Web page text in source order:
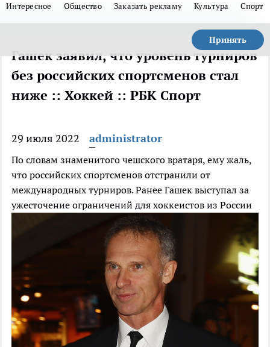
Интересное Общество Заказать рекламу Культура Спорт
Принять
Гашек заявил, что уровень турниров
без российских спортсменов стал
ниже :: Хоккей :: РБК Спорт
29 июля 2022 administrator
По словам знаменитого чешского вратаря, ему жаль,
что российских спортсменов отстранили от
международных турниров. Ранее Гашек выступал за
ужесточение ограничений для хоккеистов из России